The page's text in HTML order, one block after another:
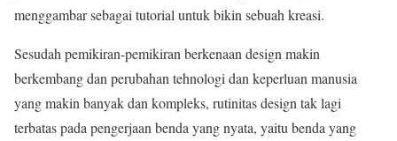
menggambar sebagai tutorial untuk bikin sebuah kreasi.
Sesudah pemikiran-pemikiran berkenaan design makin
berkembang dan perubahan tehnologi dan keperluan manusia
yang makin banyak dan kompleks, rutinitas design tak lagi
terbatas pada pengerjaan benda yang nyata, yaitu benda yang